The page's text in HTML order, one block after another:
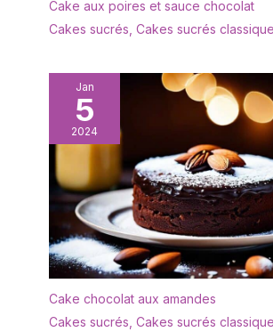
fiançailles ou
cadeau
fabriqué dans
de haute
n'absorbe ni
les taches. Il
rincé avec un
liquide
et est très
entretenir. Afin
prolonger sa
vie, il est
de ne pas le
nettoyage, il
séché afin de
Cake aux poires et sauce chocolat
Cakes sucrés Cakes sucrés
Jan
5
2024
Cake chocolat aux amandes
Cakes sucrés Cakes sucrés